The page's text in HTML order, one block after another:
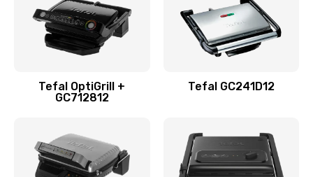
Tefal OptiGrill +
GC712812
Tefal GC241D12